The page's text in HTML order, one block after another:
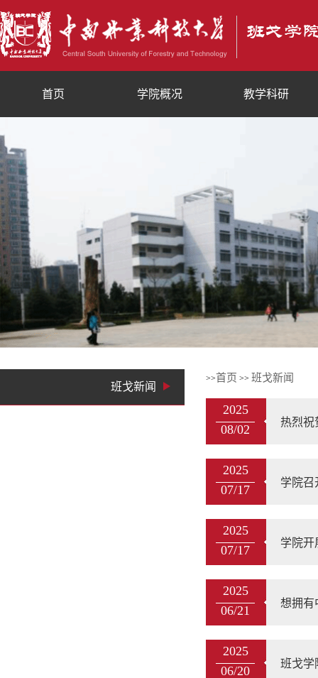
首页 学院概况 教学科研
班戈新闻
>>首页 >> 班戈新闻
2025
08/02
热烈祝
2025
07/17
学院召
2025
07/17
学院开
2025
06/21
想拥有
2025
06/20
班戈学